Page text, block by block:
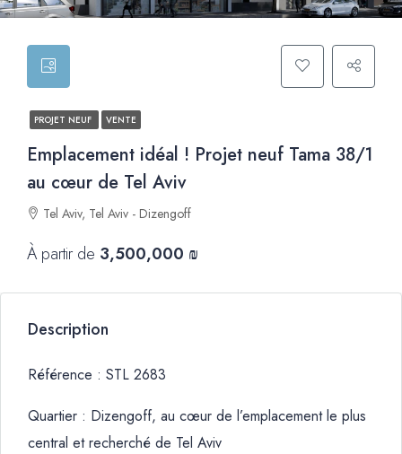
PROJET NEUF VENTE
Emplacement idéal ! Projet neuf Tama 38/1
au cœur de Tel Aviv
Tel Aviv, Tel Aviv - Dizengoff
À partir de 3,500,000 ₪
Description
Référence : STL 2683
Quartier : Dizengoff, au cœur de l’emplacement le plus
central et recherché de Tel Aviv